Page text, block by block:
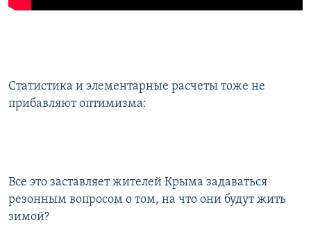
Статистика и элементарные расчеты тоже не
прибавляют оптимизма:
Все это заставляет жителей Крыма задаваться
резонным вопросом о том, на что они будут жить
зимой?